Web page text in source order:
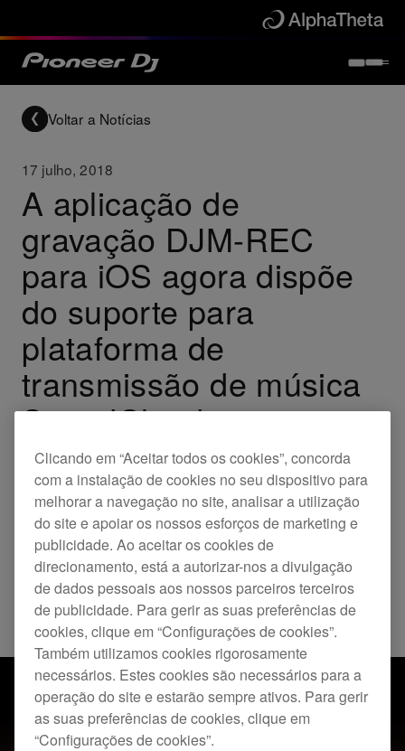
Voltar a Notícias
17 julho, 2018
A aplicação de
gravação DJM-REC
para iOS agora dispõe
do suporte para
plataforma de
transmissão de música
SoundCloud
A nossa aplicação de gravação para iOS - DJM-REC
agora dispõe do suporte para a SoundCloud, a maior
plataforma de áudio de todo o mundo. Portanto, já é
possível carregar os seus mixes diretamente da
aplicação DJM-REC para a SoundCloud e erguer, sem
qualquer esforço, o seu perfil de DJ.
Updates DJM-REC
Clicando em “Aceitar todos os cookies”, concorda
com a instalação de cookies no seu dispositivo para
melhorar a navegação no site, analisar a utilização
do site e apoiar os nossos esforços de marketing e
publicidade. Ao aceitar os cookies de
direcionamento, está a autorizar-nos a divulgação
de dados pessoais aos nossos parceiros terceiros
de publicidade. Para gerir as suas preferências de
cookies, clique em “Configurações de cookies”.
Também utilizamos cookies rigorosamente
necessários. Estes cookies são necessários para a
operação do site e estarão sempre ativos. Para gerir
as suas preferências de cookies, clique em
“Configurações de cookies”.